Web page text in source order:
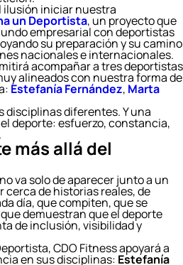
ilusión iniciar nuestra
un Deportista, un proyecto que
empresarial con deportistas
su preparación y su camino
nacionales e internacionales.
acompañar a tres deportistas
alineados con nuestra forma de
Estefanía Fernández, Marta
disciplinas diferentes. Y una
deporte: esfuerzo, constancia,
más allá del
va solo de aparecer junto a un
cerca de historias reales, de
día, que compiten, que se
demuestran que el deporte
de inclusión, visibilidad y
CDO Fitness apoyará a
en sus disciplinas: Estefanía